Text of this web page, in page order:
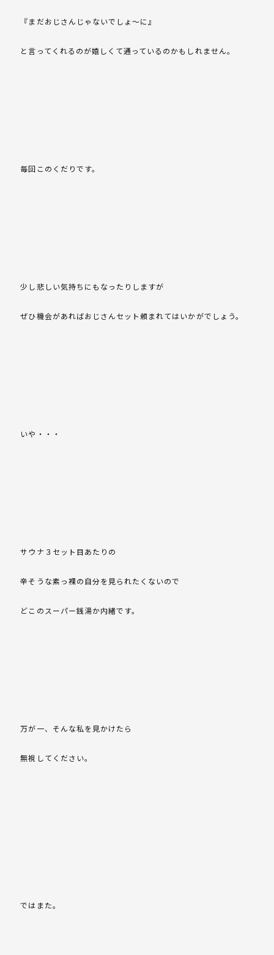
『まだおじさんじゃないでしょ～に』
と言ってくれるのが嬉しくて通っているのかもしれません。
毎回このくだりです。
少し悲しい気持ちにもなったりしますが
ぜひ機会があればおじさんセット頼まれてはいかがでしょう。
いや・・・
サウナ３セット目あたりの
辛そうな素っ裸の自分を見られたくないので
どこのスーパー銭湯か内緒です。
万が一、そんな私を見かけたら
無視してください。
ではまた。